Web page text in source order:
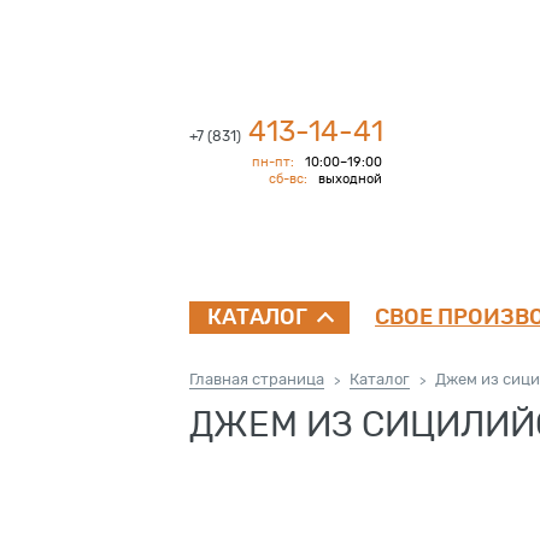
пн-пт: 10:00–19:00
сб-вс: выходной
+7 (831) 413-14-41
КАТАЛОГ СВОЕ
Главная страница > Каталог > Джем из
ДЖЕМ ИЗ